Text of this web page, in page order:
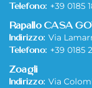
Telefono: +39 0185
Rapallo CASA
Indirizzo: Via
Telefono: +39 0185
Zoagli
Indirizzo: Via